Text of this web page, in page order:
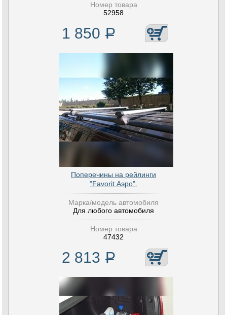
Номер товара
52958
1 850 Р
Поперечины на рейлинги
"Favorit Аэро".
Марка/модель автомобиля
Для любого автомобиля
Номер товара
47432
2 813 Р